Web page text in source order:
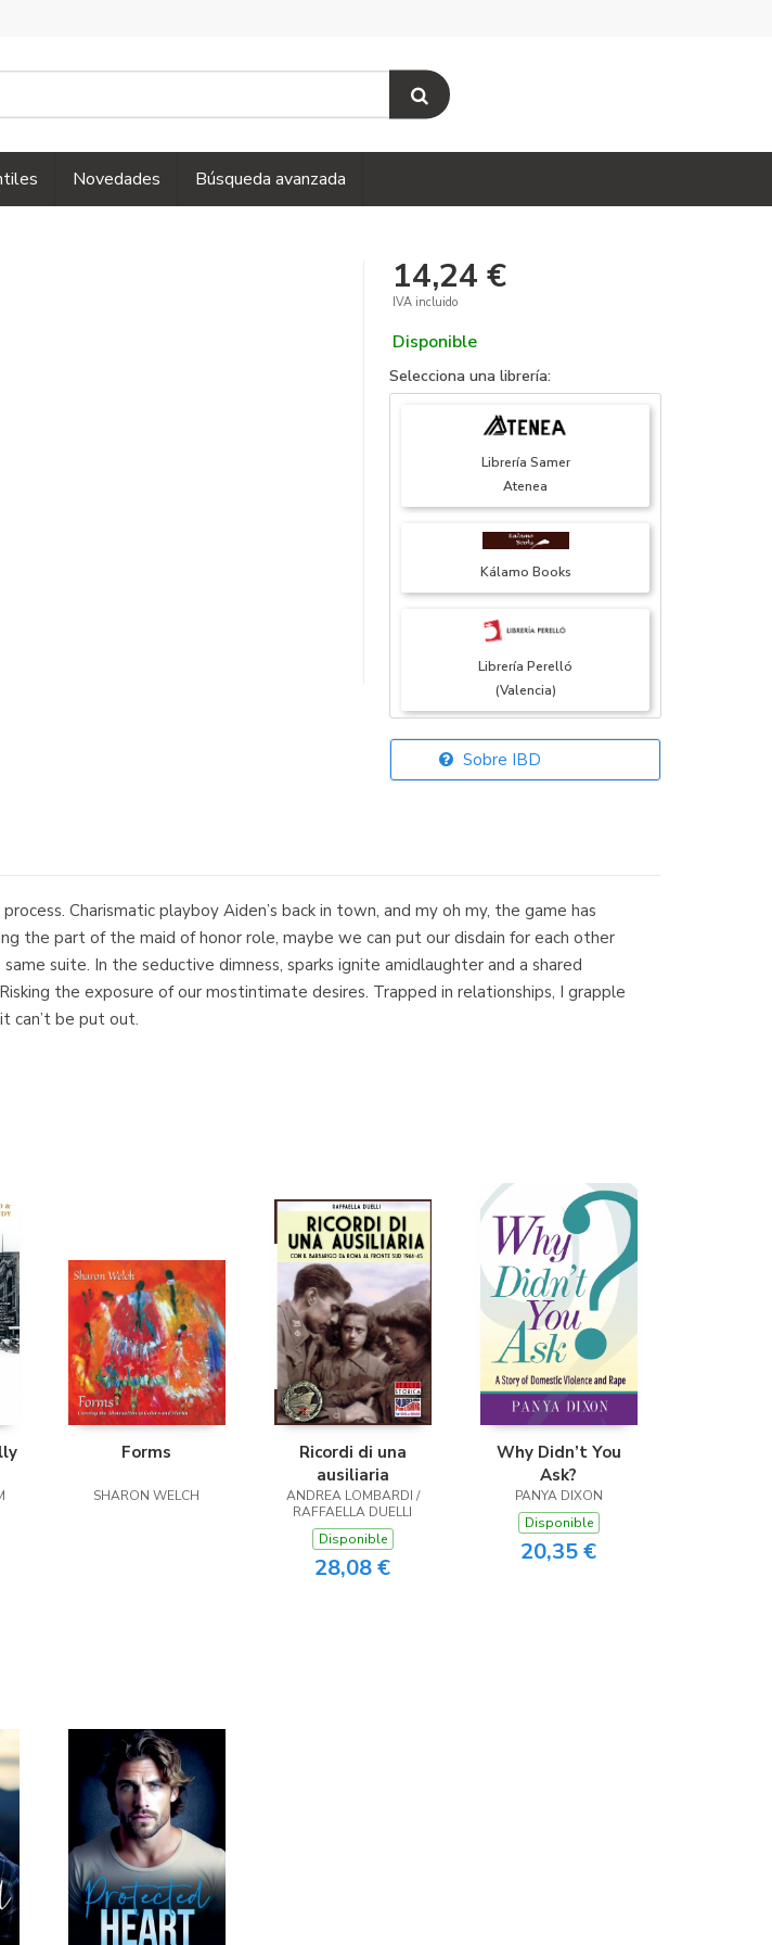
Novedades Búsqueda avanzada
14,24 €
IVA incluido
Disponible
Selecciona una librería:
Librería Samer
Atenea
Kálamo Books
Librería Perelló
(Valencia)
Librería Elías
Sobre IBD
Charismatic playboy Aiden’s back in town, and my oh my, the game has
the part of the maid of honor role, maybe we can put our disdain for each other
suite. In the seductive dimness, sparks ignite amidlaughter and a shared
the exposure of our mostintimate desires. Trapped in relationships, I grapple
can’t be put out.
Forms
SHARON WELCH
Ricordi di una
ausiliaria
ANDREA LOMBARDI /
RAFFAELLA DUELLI
Disponible
28,08 €
Why Didn’t You
Ask?
PANYA DIXON
Disponible
20,35 €